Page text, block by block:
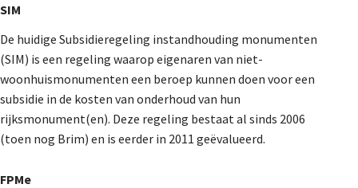
SIM
De huidige Subsidieregeling instandhouding monumenten
(SIM) is een regeling waarop eigenaren van niet-
woonhuismonumenten een beroep kunnen doen voor een
subsidie in de kosten van onderhoud van hun
rijksmonument(en). Deze regeling bestaat al sinds 2006
(toen nog Brim) en is eerder in 2011 geëvalueerd.
FPMe